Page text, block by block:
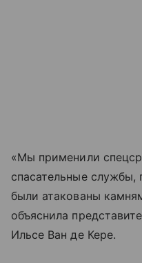
«Мы применили
спасательные
были атакованы
объяснила
Ильсе Ван де Кере.